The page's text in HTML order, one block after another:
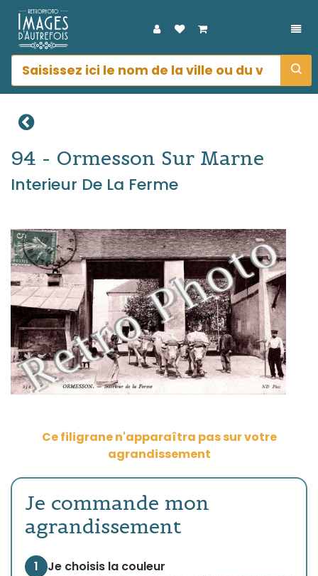
94 - Ormesson Sur Marne
Interieur De La Ferme
Ce filigrane n'apparaîtra pas sur votre
agrandissement
Je commande mon
agrandissement
1 Je choisis la couleur